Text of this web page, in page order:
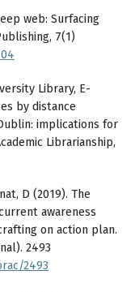
web: Surfacing
7(1)
Library, E-
by distance
implications for
Librarianship,
D (2019). The
awareness
on action plan.
2493
2493